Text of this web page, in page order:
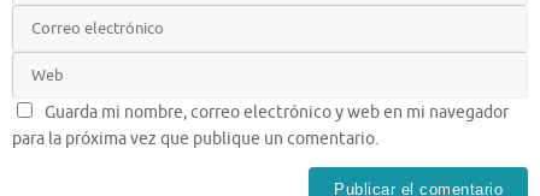
Guarda mi nombre, correo electrónico y web en mi navegador
para la próxima vez que publique un comentario.